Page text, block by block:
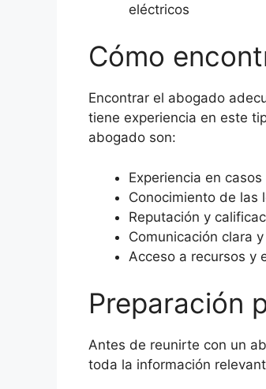
eléctricos
Cómo
Encontrar el abogado
tiene experiencia en este
abogado son:
Experiencia en
Conocimiento de las
Reputación y
Comunicación clara
Acceso a recursos y
Preparación
Antes de reunirte con un
toda la información